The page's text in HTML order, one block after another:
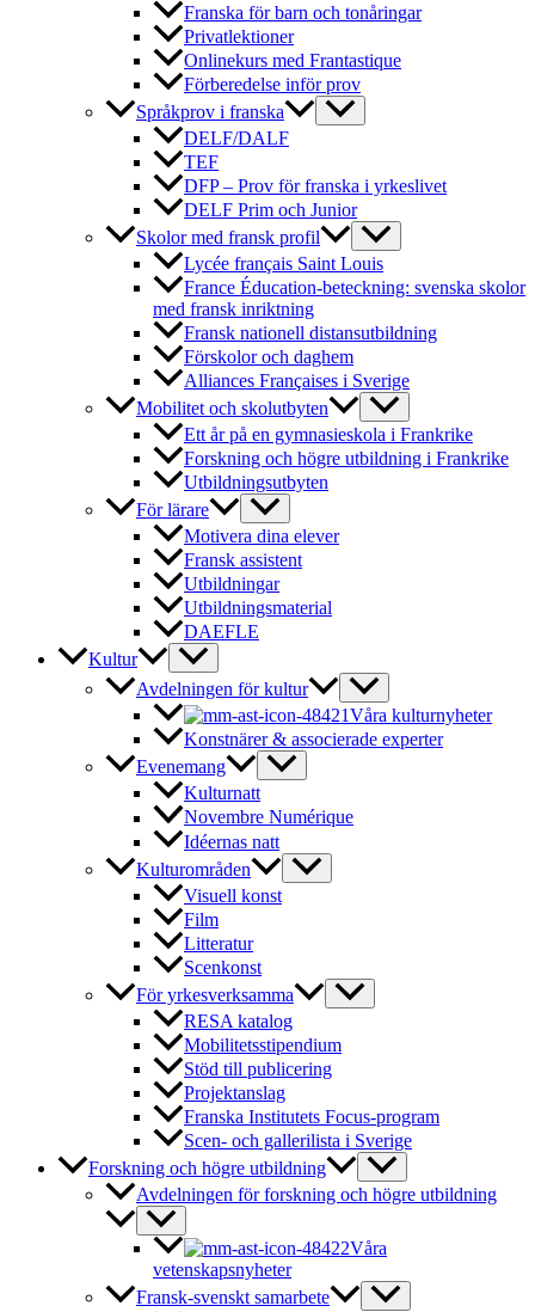
Franska för barn och tonåringar
Privatlektioner
Onlinekurs med Frantastique
Förberedelse inför prov
Språkprov i franska
DELF/DALF
TEF
DFP – Prov för franska i yrkeslivet
DELF Prim och Junior
Skolor med fransk profil
Lycée français Saint Louis
France Éducation-beteckning: svenska skolor
med fransk inriktning
Fransk nationell distansutbildning
Förskolor och daghem
Alliances Françaises i Sverige
Mobilitet och skolutbyten
Ett år på en gymnasieskola i Frankrike
Forskning och högre utbildning i Frankrike
Utbildningsutbyten
För lärare
Motivera dina elever
Fransk assistent
Utbildningar
Utbildningsmaterial
DAEFLE
Kultur
Avdelningen för kultur
Våra kulturnyheter
Konstnärer & associerade experter
Evenemang
Kulturnatt
Novembre Numérique
Idéernas natt
Kulturområden
Visuell konst
Film
Litteratur
Scenkonst
För yrkesverksamma
RESA katalog
Mobilitetsstipendium
Stöd till publicering
Projektanslag
Franska Institutets Focus-program
Scen- och gallerilista i Sverige
Forskning och högre utbildning
Avdelningen för forskning och högre utbildning
Våra
vetenskapsnyheter
Fransk-svenskt samarbete